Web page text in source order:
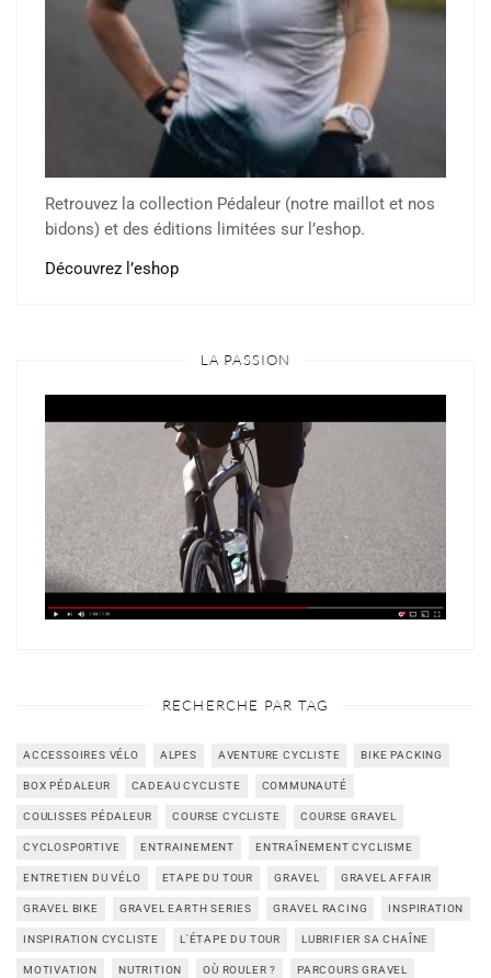
Retrouvez la collection Pédaleur (notre maillot et nos
bidons) et des éditions limitées sur l’eshop.
Découvrez l’eshop
LA PASSION
RECHERCHE PAR TAG
ACCESSOIRES VÉLO ALPES AVENTURE CYCLISTE BIKE PACKING
BOX PÉDALEUR CADEAU CYCLISTE COMMUNAUTÉ
COULISSES PÉDALEUR COURSE CYCLISTE COURSE GRAVEL
CYCLOSPORTIVE ENTRAINEMENT ENTRAÎNEMENT CYCLISME
ENTRETIEN DU VÉLO ETAPE DU TOUR GRAVEL GRAVEL AFFAIR
GRAVEL BIKE GRAVEL EARTH SERIES GRAVEL RACING INSPIRATION
INSPIRATION CYCLISTE L'ÉTAPE DU TOUR LUBRIFIER SA CHAÎNE
MOTIVATION NUTRITION OÙ ROULER ? PARCOURS GRAVEL